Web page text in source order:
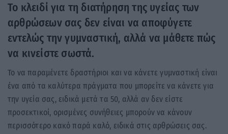
Το κλειδί για τη διατήρηση της υγείας των
αρθρώσεων σας δεν είναι να αποφύγετε
εντελώς την γυμναστική, αλλά να μάθετε πώς
να κινείστε σωστά.
Το να παραμένετε δραστήριοι και να κάνετε γυμναστική είναι
ένα από τα καλύτερα πράγματα που μπορείτε να κάνετε για
την υγεία σας, ειδικά μετά τα 50, αλλά αν δεν είστε
προσεκτικοί, ορισμένες συνήθειες μπορούν να κάνουν
περισσότερο κακό παρά καλό, ειδικά στις αρθρώσεις σας.